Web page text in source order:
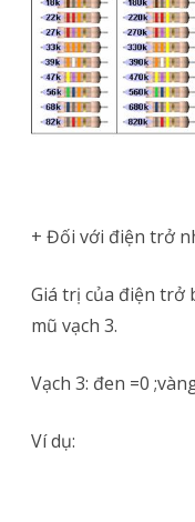
+ Đối với điện trở
Giá trị của điện trở
mũ vạch 3.
Vạch 3: đen =0
Ví dụ: